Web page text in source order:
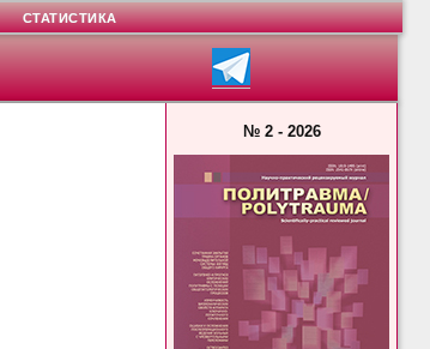
№ 2 - 2026
СТАТИСТИКА